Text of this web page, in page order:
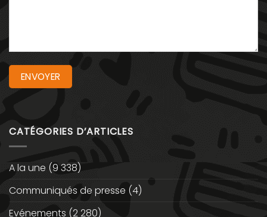
CATÉGORIES D’ARTICLES
A la une (9 338)
Communiqués de presse (4)
Evénements (2 280)